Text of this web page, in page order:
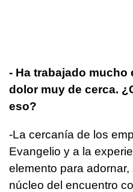
- Ha trabajado mucho
dolor muy de cerca.
eso?
-La cercanía de los
Evangelio y a la
elemento para
núcleo del encuentro